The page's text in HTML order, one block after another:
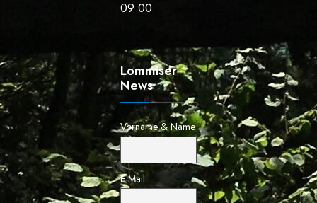
09 00
Lommiser
News
Vorname & Name
E-Mail